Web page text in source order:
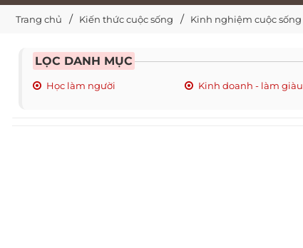
Trang chủ Kiến thức cuộc sống Kinh nghiệm cuộc sống
LỌC DANH MỤC
Học làm người Kinh doanh - làm giàu